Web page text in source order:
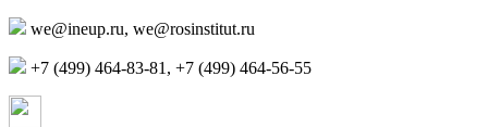
we@ineup.ru, we@rosinstitut.ru
+7 (499) 464-83-81, +7 (499) 464-56-55